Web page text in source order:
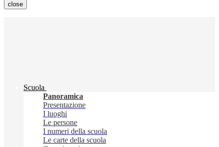
close
Scuola
Panoramica
Presentazione
I luoghi
Le persone
I numeri della scuola
Le carte della scuola